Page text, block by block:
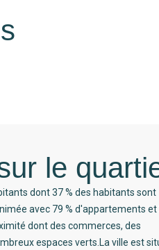
le
dont 37 % des habitants sont
avec 79 % d'appartements et
dont des commerces, des
espaces verts.La ville est